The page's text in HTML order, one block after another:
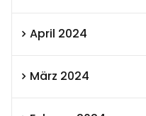
April 2024
März 2024